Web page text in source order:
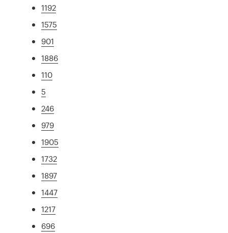
1192
1575
901
1886
110
5
246
979
1905
1732
1897
1447
1217
696